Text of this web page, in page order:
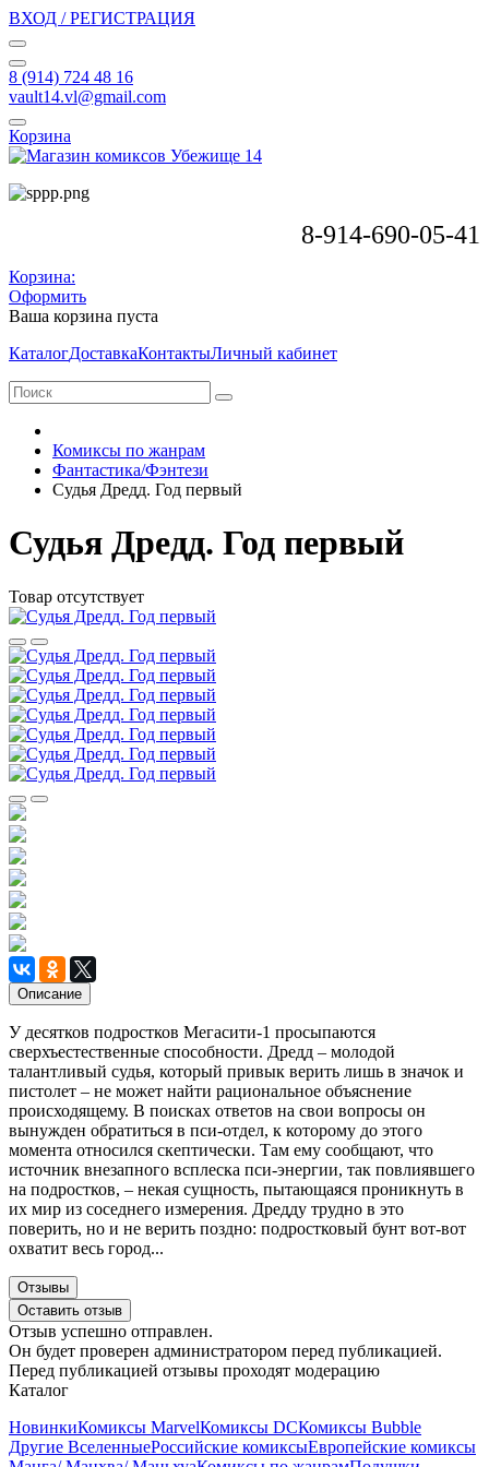
ВХОД / РЕГИСТРАЦИЯ
8 (914) 724 48 16
vault14.vl@gmail.com
Корзина
8-914-690-05-41
Корзина:
Оформить
Ваша корзина пуста
КаталогДоставкаКонтактыЛичный кабинет
Комиксы по жанрам
Фантастика/Фэнтези
Судья Дредд. Год первый
Судья Дредд. Год первый
Товар отсутствует
Описание
У десятков подростков Мегасити-1 просыпаются
сверхъестественные способности. Дредд – молодой
талантливый судья, который привык верить лишь в значок и
пистолет – не может найти рациональное объяснение
происходящему. В поисках ответов на свои вопросы он
вынужден обратиться в пси-отдел, к которому до этого
момента относился скептически. Там ему сообщают, что
источник внезапного всплеска пси-энергии, так повлиявшего
на подростков, – некая сущность, пытающаяся проникнуть в
их мир из соседнего измерения. Дредду трудно в это
поверить, но и не верить поздно: подростковый бунт вот-вот
охватит весь город...
Отзывы
Оставить отзыв
Отзыв успешно отправлен.
Он будет проверен администратором перед публикацией.
Перед публикацией отзывы проходят модерацию
Каталог
НовинкиКомиксы MarvelКомиксы DCКомиксы Bubble
Другие ВселенныеРоссийские комиксыЕвропейские комиксы